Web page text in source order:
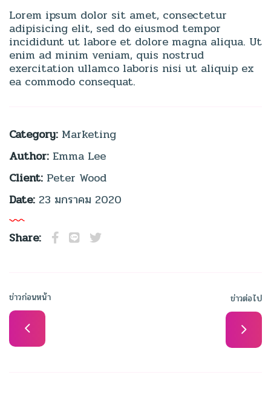
Lorem ipsum dolor sit amet, consectetur
adipisicing elit, sed do eiusmod tempor
incididunt ut labore et dolore magna aliqua. Ut
enim ad minim veniam, quis nostrud
exercitation ullamco laboris nisi ut aliquip ex
ea commodo consequat.
Category: Marketing
Author: Emma Lee
Client: Peter Wood
Date: 23 มกราคม 2020
Share:
ข่าวก่อนหน้า ข่าวต่อไป